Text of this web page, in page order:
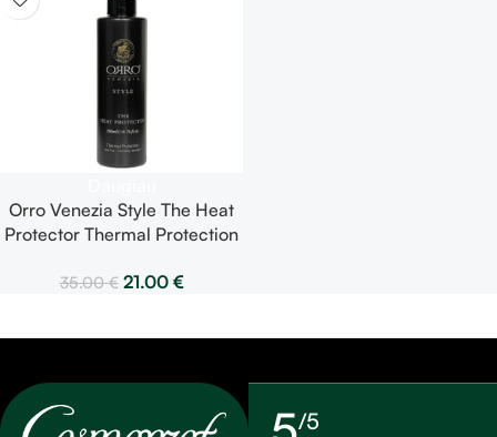
Orro Venezia Style The Heat
Protector Thermal Protection
ml
35.00€ 21.00 €
/5